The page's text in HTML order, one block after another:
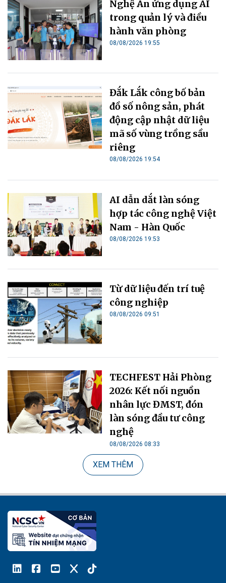
Nghệ An ứng dụng AI
trong quản lý và điều
hành văn phòng
08/08/2026 19:55
Đắk Lắk công bố bản
đồ số nông sản, phát
động cập nhật dữ liệu
mã số vùng trồng sầu
riêng
08/08/2026 19:54
AI dẫn dắt làn sóng
hợp tác công nghệ Việt
Nam - Hàn Quốc
08/08/2026 19:53
Từ dữ liệu đến trí tuệ
công nghiệp
08/08/2026 09:51
TECHFEST Hải Phòng
2026: Kết nối nguồn
nhân lực ĐMST, đón
làn sóng đầu tư công
nghệ
08/08/2026 08:33
XEM THÊM